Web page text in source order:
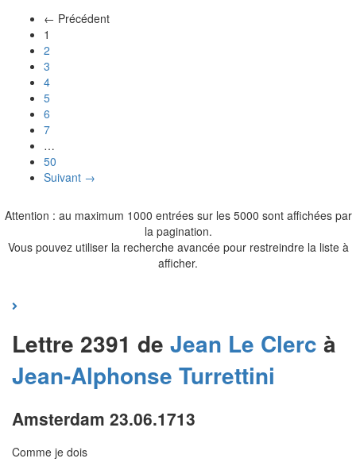
← Précédent
1
2
3
4
5
6
7
…
50
Suivant →
Attention : au maximum 1000 entrées sur les 5000 sont affichées par
la pagination.
Vous pouvez utiliser la recherche avancée pour restreindre la liste à
afficher.
Lettre 2391 de Jean Le Clerc à
Jean-Alphonse Turrettini
Amsterdam 23.06.1713
Comme je dois